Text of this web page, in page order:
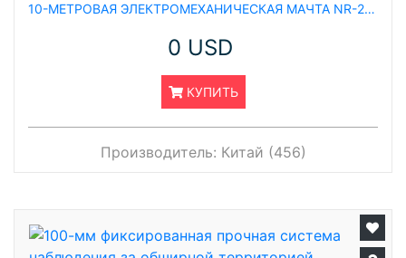
10-МЕТРОВАЯ ЭЛЕКТРОМЕХАНИЧЕСКАЯ МАЧТА NR-2100-10000-50EM
0 USD
КУПИТЬ
Производитель: Китай (456)